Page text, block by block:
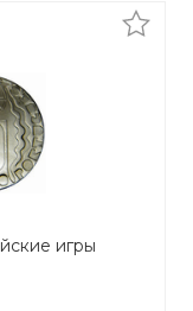
игры